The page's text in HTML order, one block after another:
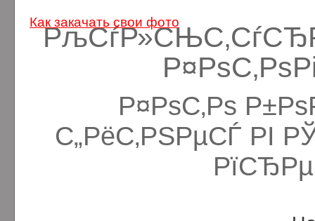
Р¤РѕС‚Рѕ
С„РёС‚РЅРµСЃ РІ
Как закачать свои фото